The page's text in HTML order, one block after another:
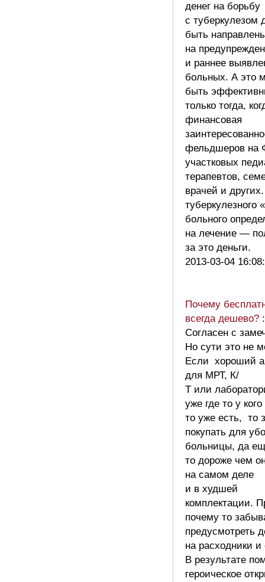
денег на борьбу
с туберкулезом
быть
на
и раннее
больных. А это
быть
только тогда,
финансовая
фельдшеров на
участковых
терапевтов,
врачей и
туберкулезного
больного
на лечение —
за это деньги.
2013-03-04
Почему
всегда дешево? :
Согласен с
Но сути это не
Если хороший
для МРТ, К/
Т или
уже где то у кого
то уже есть, то
покупать для
больницы, да
то дороже чем
на самом деле
и в худшей
комплектации.
почему то
предусмотреть
на расходники и
В результате
героическое